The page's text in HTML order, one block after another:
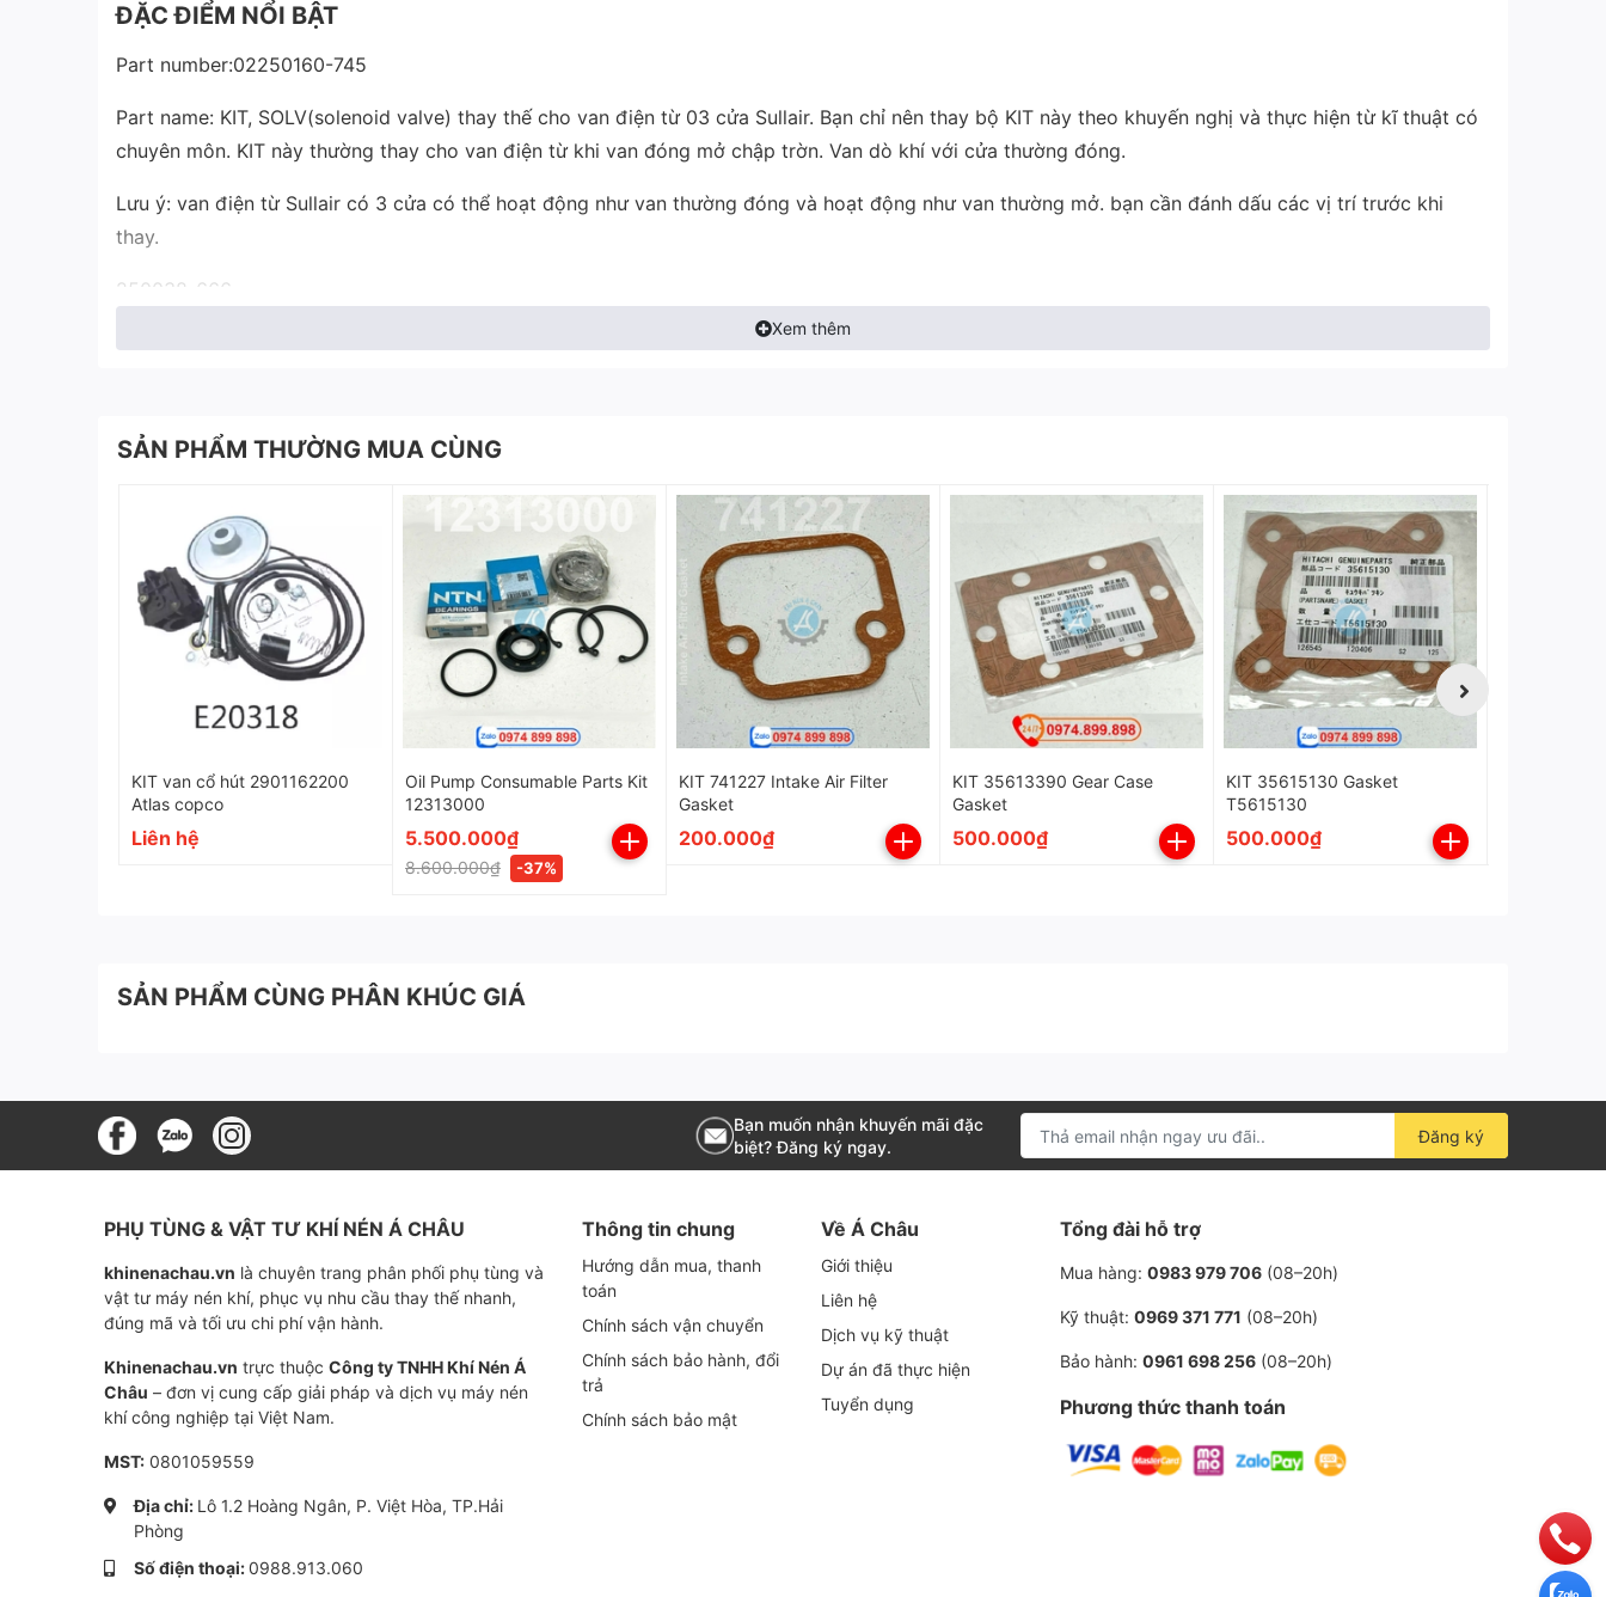
ĐẶC ĐIỂM NỔI BẬT
Part number:02250160-745
Part name: KIT, SOLV(solenoid valve) thay thế cho van điện từ 03 cửa Sullair. Bạn chỉ nên thay bộ KIT này theo khuyến nghị và thực hiện từ kĩ thuật có
chuyên môn. KIT này thường thay cho van điện từ khi van đóng mở chập trờn. Van dò khí với cửa thường đóng.
Lưu ý: van điện từ Sullair có 3 cửa có thể hoạt động như van thường đóng và hoạt động như van thường mở. bạn cần đánh dấu các vị trí trước khi
thay.
250038-666
02250160-745
88291011-695
88291008-579
88291008-424 cùng nhiều mã van tương đồng khác khác của Sullair.
Xem thêm
SẢN PHẨM THƯỜNG MUA CÙNG
KIT van cổ hút 2901162200
Atlas copco
Liên hệ
Oil Pump Consumable Parts Kit
12313000
5.500.000₫
8.600.000₫ -37%
KIT 741227 Intake Air Filter
Gasket
200.000₫
KIT 35613390 Gear Case
Gasket
500.000₫
KIT 35615130 Gasket
T5615130
500.000₫
SẢN PHẨM CÙNG PHÂN KHÚC GIÁ
Bạn muốn nhận khuyến mãi đặc
biệt? Đăng ký ngay.
Đăng ký
PHỤ TÙNG & VẬT TƯ KHÍ NÉN Á CHÂU
khinenachau.vn là chuyên trang phân phối phụ tùng và
vật tư máy nén khí, phục vụ nhu cầu thay thế nhanh,
đúng mã và tối ưu chi phí vận hành.
Khinenachau.vn trực thuộc Công ty TNHH Khí Nén Á
Châu – đơn vị cung cấp giải pháp và dịch vụ máy nén
khí công nghiệp tại Việt Nam.
MST: 0801059559
Địa chỉ: Lô 1.2 Hoàng Ngân, P. Việt Hòa, TP.Hải
Phòng
Số điện thoại:0988.913.060
Thông tin chung
Hướng dẫn mua, thanh
toán
Chính sách vận chuyển
Chính sách bảo hành, đổi
trả
Chính sách bảo mật
Về Á Châu
Giới thiệu
Liên hệ
Dịch vụ kỹ thuật
Dự án đã thực hiện
Tuyển dụng
Tổng đài hỗ trợ
Mua hàng: 0983 979 706 (08–20h)
Kỹ thuật: 0969 371 771 (08–20h)
Bảo hành: 0961 698 256 (08–20h)
Phương thức thanh toán